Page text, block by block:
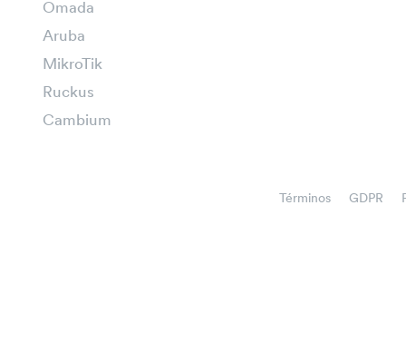
Omada
Aruba
MikroTik
Ruckus
Cambium
Términos GDPR